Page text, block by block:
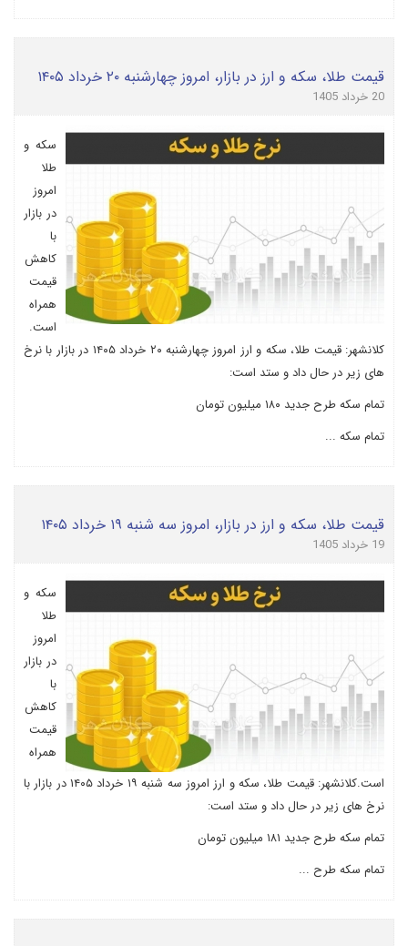
قیمت طلا، سکه و ارز در بازار، امروز چهارشنبه ۲۰ خرداد ۱۴۰۵
20 خرداد 1405
سکه و
طلا
امروز
در بازار
با
کاهش
قیمت
همراه
است.
کلانشهر: قیمت طلا، سکه و ارز امروز چهارشنبه ۲۰ خرداد ۱۴۰۵ در بازار با نرخ
های زیر در حال داد و ستد است:
تمام سکه طرح جدید ۱۸۰ میلیون تومان
تمام سکه ...
قیمت طلا، سکه و ارز در بازار، امروز سه شنبه ۱۹ خرداد ۱۴۰۵
19 خرداد 1405
سکه و
طلا
امروز
در بازار
با
کاهش
قیمت
همراه
است.کلانشهر: قیمت طلا، سکه و ارز امروز سه شنبه ۱۹ خرداد ۱۴۰۵ در بازار با
نرخ های زیر در حال داد و ستد است:
تمام سکه طرح جدید ۱۸۱ میلیون تومان
تمام سکه طرح ...